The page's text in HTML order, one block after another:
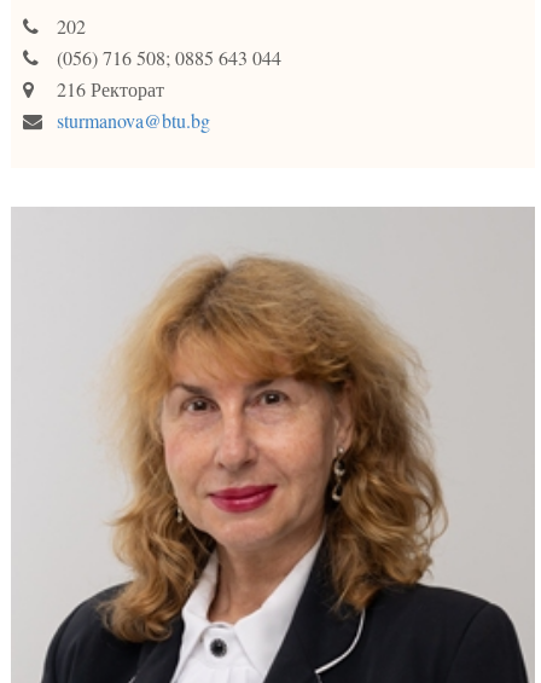
202
(056) 716 508; 0885 643 044
216 Ректорат
sturmanova@btu.bg